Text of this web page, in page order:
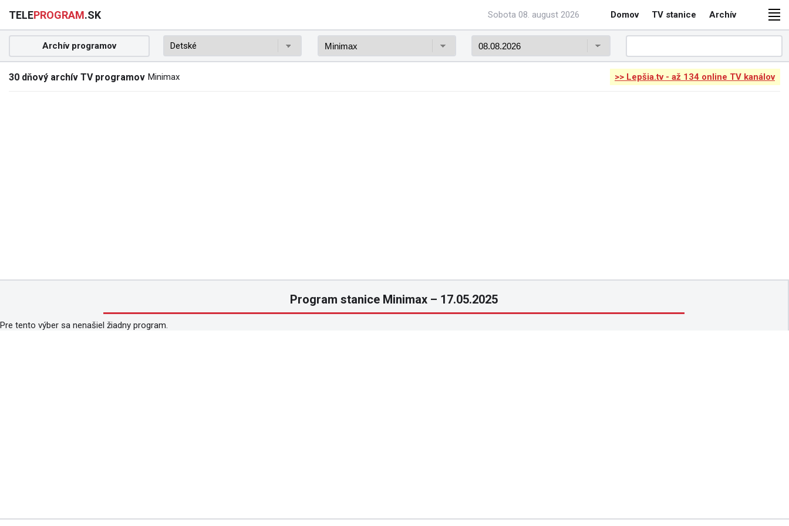
TELEPROGRAM.SK Sobota 08. august 2026 Domov TV stanice Archív
Archív programov
30 dňový archív TV programov Minimax >> Lepšia.tv - až 134 online TV kanálov
Program stanice Minimax – 17.05.2025
Pre tento výber sa nenašiel žiadny program.